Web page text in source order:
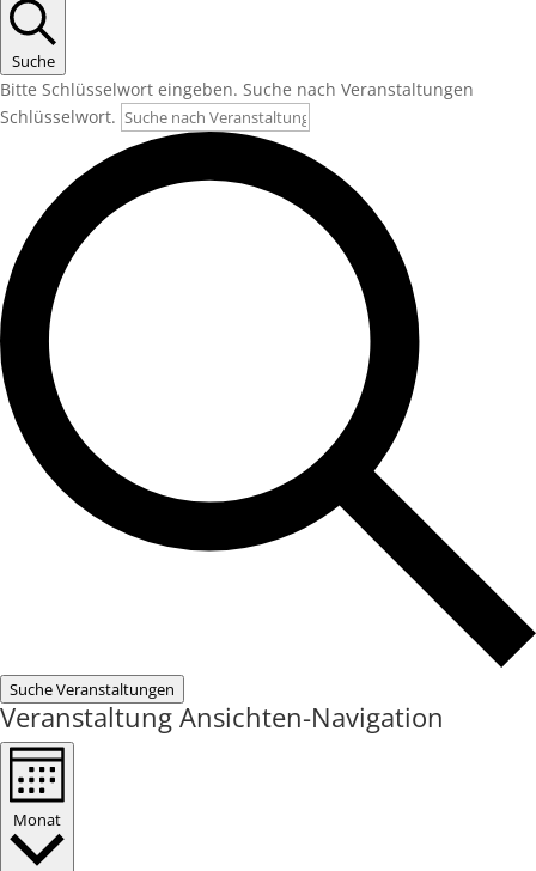
Suche
Bitte Schlüsselwort eingeben. Suche nach Veranstaltungen
Schlüsselwort.
Suche Veranstaltungen
Veranstaltung Ansichten-Navigation
Monat